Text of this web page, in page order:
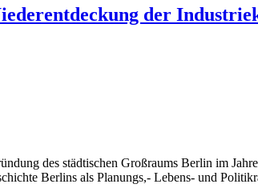
der
des städtischen Großraums Berlin im
Berlins als Planungs,- Lebens- und